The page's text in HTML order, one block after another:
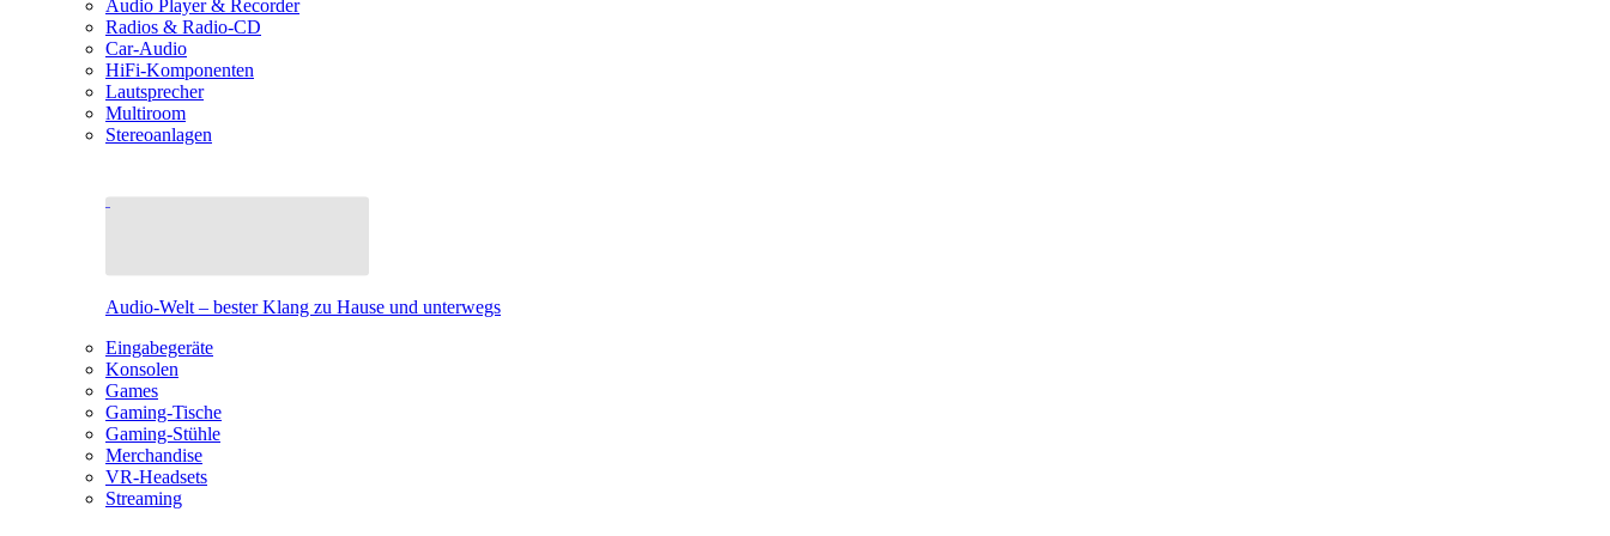
Audio Player & Recorder
Radios & Radio-CD
Car-Audio
HiFi-Komponenten
Lautsprecher
Multiroom
Stereoanlagen
Audio-Welt – bester Klang zu Hause und unterwegs
Eingabegeräte
Konsolen
Games
Gaming-Tische
Gaming-Stühle
Merchandise
VR-Headsets
Streaming